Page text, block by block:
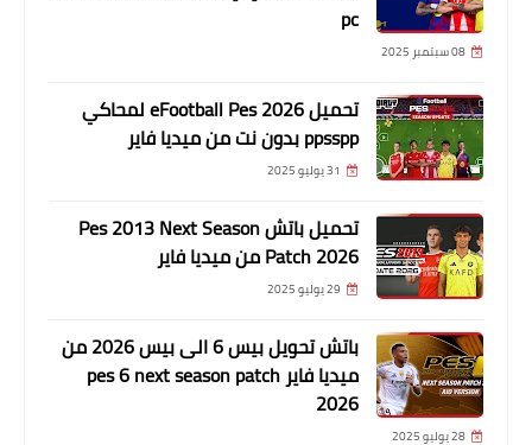
pc
08 سبتمبر 2025
تحميل eFootball Pes 2026 لمحاكي
ppsspp بدون نت من ميديا فاير
31 يوليو 2025
تحميل باتش Pes 2013 Next Season
Patch 2026 من ميديا فاير
29 يوليو 2025
باتش تحويل بيس 6 الى بيس 2026 من
ميديا فاير pes 6 next season patch
2026
28 يوليو 2025